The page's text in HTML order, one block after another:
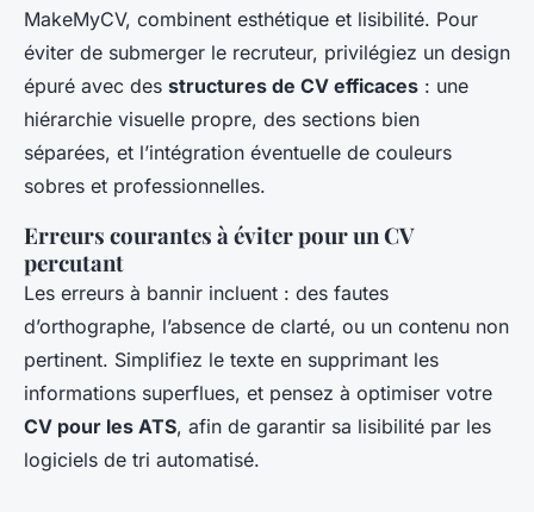
MakeMyCV, combinent esthétique et lisibilité. Pour
éviter de submerger le recruteur, privilégiez un design
épuré avec des structures de CV efficaces : une
hiérarchie visuelle propre, des sections bien
séparées, et l’intégration éventuelle de couleurs
sobres et professionnelles.
Erreurs courantes à éviter pour un CV
percutant
Les erreurs à bannir incluent : des fautes
d’orthographe, l’absence de clarté, ou un contenu non
pertinent. Simplifiez le texte en supprimant les
informations superflues, et pensez à optimiser votre
CV pour les ATS, afin de garantir sa lisibilité par les
logiciels de tri automatisé.